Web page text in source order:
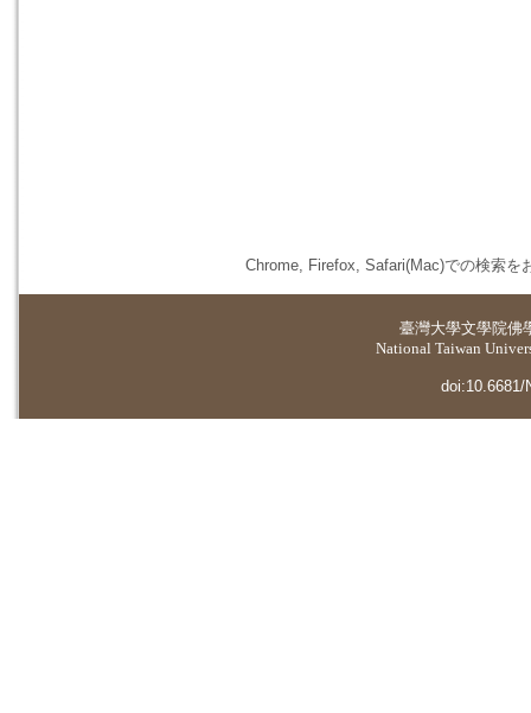
Chrome, Firefox, Safari(Mac)での検索を
臺灣大學文學院佛
National Taiwan
doi:10.6681/